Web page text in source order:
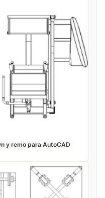
y remo para AutoCAD